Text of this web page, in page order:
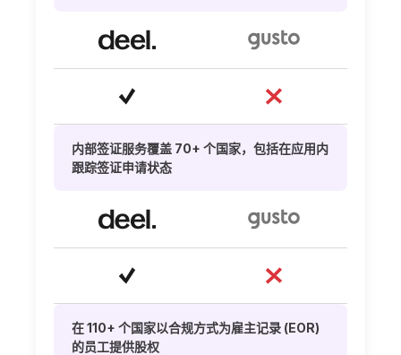
内部签证服务覆盖 70+ 个国家，包括在应用内
跟踪签证申请状态
在 110+ 个国家以合规方式为雇主记录 (EOR)
的员工提供股权